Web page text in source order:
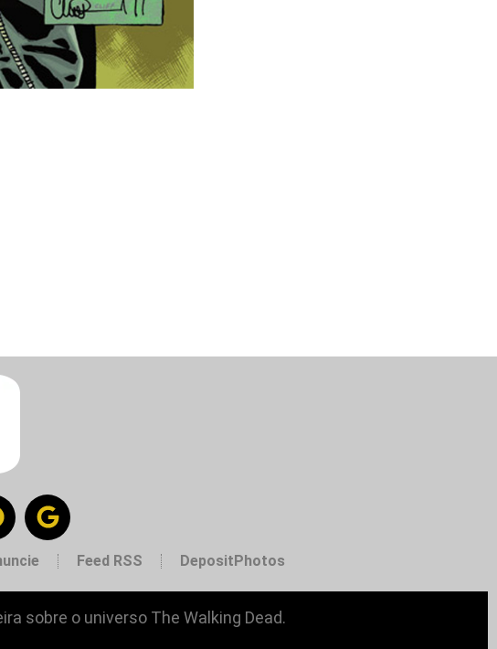
Feed RSS DepositPhotos
sobre o universo The Walking Dead.